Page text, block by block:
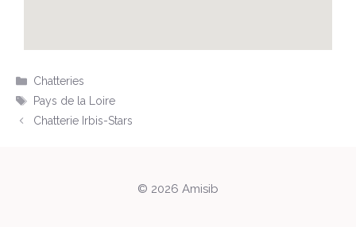
Chatteries
Pays de la Loire
Chatterie Irbis-Stars
© 2026 Amisib